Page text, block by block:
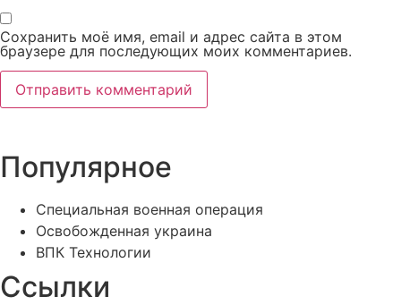
Сохранить моё имя, email и адрес сайта в этом
браузере для последующих моих комментариев.
Популярное
Специальная военная операция
Освобожденная украина
ВПК Технологии
Ссылки